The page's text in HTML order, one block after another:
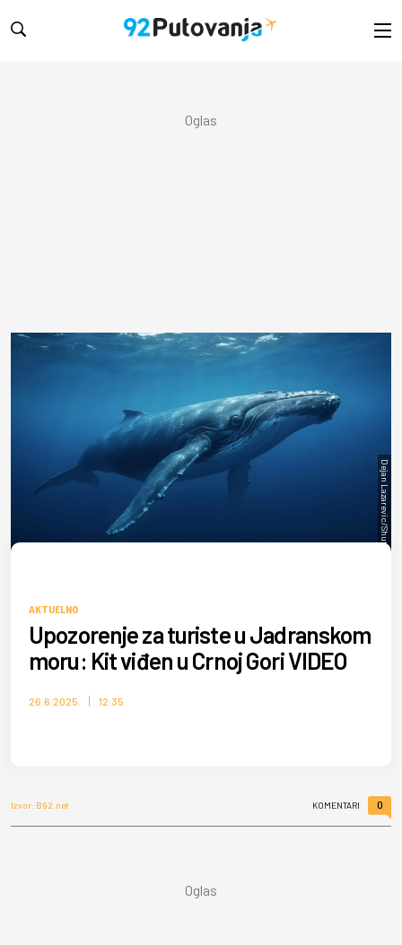
Dejan Lazarevic/Shutterstock
AKTUELNO
Upozorenje za turiste u Jadranskom
moru: Kit viđen u Crnoj Gori VIDEO
26.6.2025. 12:35
Izvor: B92.net KOMENTARI 0